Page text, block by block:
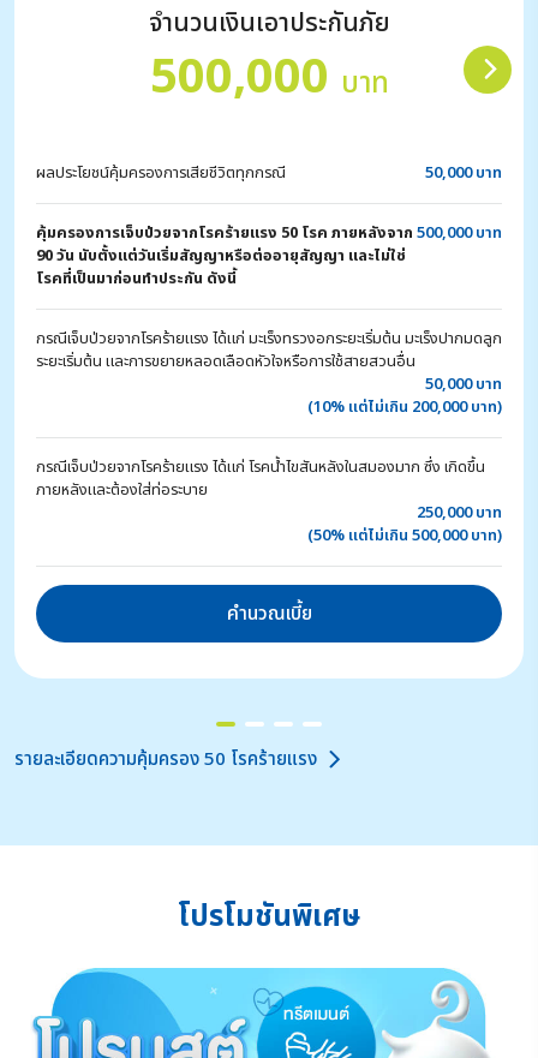
จำนวนเงินเอาประกันภัย
500,000 บาท
ผลประโยชน์คุ้มครองการเสียชีวิตทุกกรณี 50,000 บาท
คุ้มครองการเจ็บป่วยจากโรคร้ายแรง 50 โรค ภายหลังจาก
90 วัน นับตั้งแต่วันเริ่มสัญญาหรือต่ออายุสัญญา และไม่ใช่
โรคที่เป็นมาก่อนทำประกัน ดังนี้
500,000 บาท
กรณีเจ็บป่วยจากโรคร้ายแรง ได้แก่ มะเร็งทรวงอกระยะเริ่มต้น มะเร็งปากมดลูก
ระยะเริ่มต้น และการขยายหลอดเลือดหัวใจหรือการใช้สายสวนอื่น
50,000 บาท
(10% แต่ไม่เกิน 200,000 บาท)
กรณีเจ็บป่วยจากโรคร้ายแรง ได้แก่ โรคน้ำไขสันหลังในสมองมาก ซึ่ง เกิดขึ้น
ภายหลังและต้องใส่ท่อระบาย
250,000 บาท
(50% แต่ไม่เกิน 500,000 บาท)
คำนวณเบี้ย
รายละเอียดความคุ้มครอง 50 โรคร้ายแรง
โปรโมชันพิเศษ